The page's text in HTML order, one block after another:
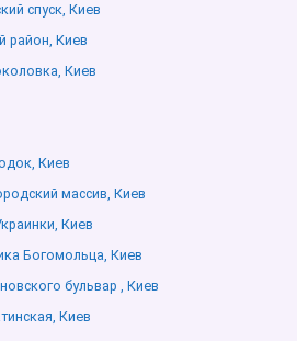
спуск, Киев
район, Киев
Киев
Киев
массив, Киев
Киев
Богомольца, Киев
бульвар , Киев
Киев